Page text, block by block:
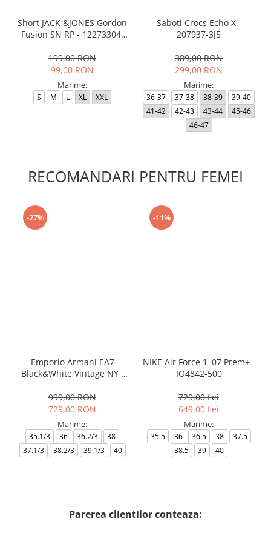
Short JACK &JONES Gordon
Fusion SN RP - 12273304-
199,00 RON
99,00 RON
Marime:
S M L XL XXL
Saboti Crocs Echo X -
207937-3J5
389,00 RON
299,00 RON
Marime:
36-37 37-38 38-39
39-40
41-42
42-43 43-44
45-46
46-47
RECOMANDARI PENTRU FEMEI
-27%
Emporio Armani EA7
Black&White Vintage NY -
999,00 RON
729,00 RON
Marime:
35.1/3 36 36.2/3
38
37.1/3
38.2/3 39.1/3 40
-11%
NIKE Air Force 1 '07 Prem+ -
IO4842-500
729,00 Lei
649,00 Lei
Marime:
35.5 36 36.5 38
37.5
38.5
39 40
Parerea clientilor conteaza: